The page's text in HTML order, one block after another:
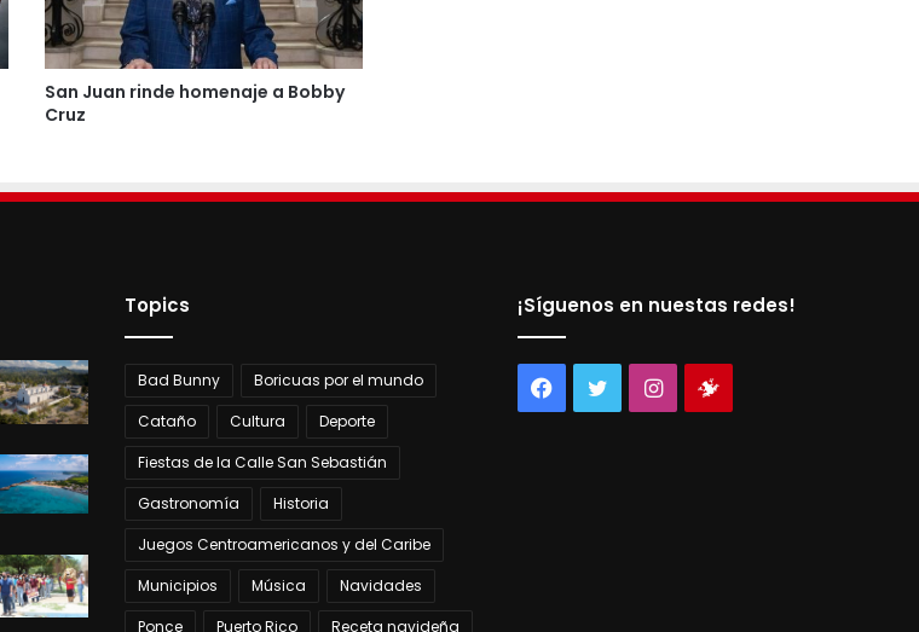
San Juan rinde homenaje a Bobby
Cruz
Topics
Bad Bunny
Boricuas por el mundo
Cataño
Cultura
Deporte
Fiestas de la Calle San Sebastián
Gastronomía
Historia
Juegos Centroamericanos y del Caribe
Municipios
Música
Navidades
Ponce
Puerto Rico Receta navideña
¡Síguenos en nuestas redes!
Facebook
TwitterInstagram